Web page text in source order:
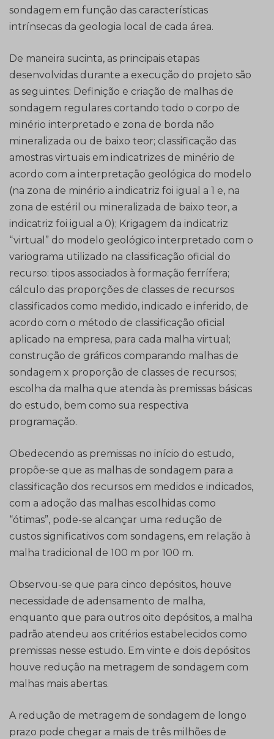
sondagem em função das características
intrínsecas da geologia local de cada área.
De maneira sucinta, as principais etapas
desenvolvidas durante a execução do projeto são
as seguintes: Definição e criação de malhas de
sondagem regulares cortando todo o corpo de
minério interpretado e zona de borda não
mineralizada ou de baixo teor; classificação das
amostras virtuais em indicatrizes de minério de
acordo com a interpretação geológica do modelo
(na zona de minério a indicatriz foi igual a 1 e, na
zona de estéril ou mineralizada de baixo teor, a
indicatriz foi igual a 0); Krigagem da indicatriz
“virtual” do modelo geológico interpretado com o
variograma utilizado na classificação oficial do
recurso: tipos associados à formação ferrífera;
cálculo das proporções de classes de recursos
classificados como medido, indicado e inferido, de
acordo com o método de classificação oficial
aplicado na empresa, para cada malha virtual;
construção de gráficos comparando malhas de
sondagem x proporção de classes de recursos;
escolha da malha que atenda às premissas básicas
do estudo, bem como sua respectiva
programação.
Obedecendo as premissas no início do estudo,
propõe-se que as malhas de sondagem para a
classificação dos recursos em medidos e indicados,
com a adoção das malhas escolhidas como
“ótimas”, pode-se alcançar uma redução de
custos significativos com sondagens, em relação à
malha tradicional de 100 m por 100 m.
Observou-se que para cinco depósitos, houve
necessidade de adensamento de malha,
enquanto que para outros oito depósitos, a malha
padrão atendeu aos critérios estabelecidos como
premissas nesse estudo. Em vinte e dois depósitos
houve redução na metragem de sondagem com
malhas mais abertas.
A redução de metragem de sondagem de longo
prazo pode chegar a mais de três milhões de